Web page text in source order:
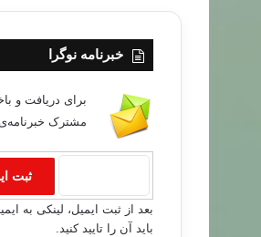
خبرنامه نوگرا
برای دریافت و
مشترک
بعد از ثبت ایمیل، لینکی به
باید آن را تایید کنید.